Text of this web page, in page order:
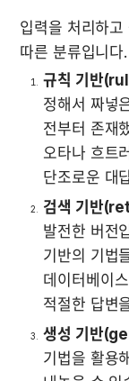
입력을 처리하고
따른 분류입니다.
규칙 기반
정해서 짜넣
전부터 존재
오타나 흐트
단조로운 대
검색 기반
발전한 버전
기반의 기법
데이터베이
적절한 답변
생성 기반
기법을 활용